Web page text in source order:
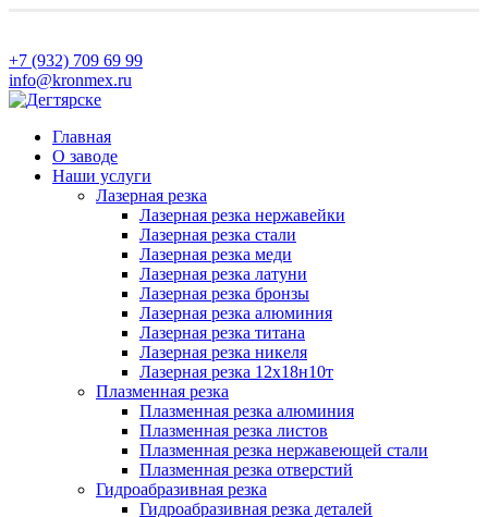
+7 (932) 709 69 99
info@kronmex.ru
Главная
О заводе
Наши услуги
Лазерная резка
Лазерная резка нержавейки
Лазерная резка стали
Лазерная резка меди
Лазерная резка латуни
Лазерная резка бронзы
Лазерная резка алюминия
Лазерная резка титана
Лазерная резка никеля
Лазерная резка 12х18н10т
Плазменная резка
Плазменная резка алюминия
Плазменная резка листов
Плазменная резка нержавеющей стали
Плазменная резка отверстий
Гидроабразивная резка
Гидроабразивная резка деталей